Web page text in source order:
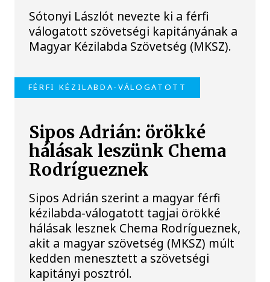
Sótonyi Lászlót nevezte ki a férfi
válogatott szövetségi kapitányának a
Magyar Kézilabda Szövetség (MKSZ).
FÉRFI KÉZILABDA-VÁLOGATOTT
Sipos Adrián: örökké
hálásak leszünk Chema
Rodrígueznek
Sipos Adrián szerint a magyar férfi
kézilabda-válogatott tagjai örökké
hálásak lesznek Chema Rodrígueznek,
akit a magyar szövetség (MKSZ) múlt
kedden menesztett a szövetségi
kapitányi posztról.